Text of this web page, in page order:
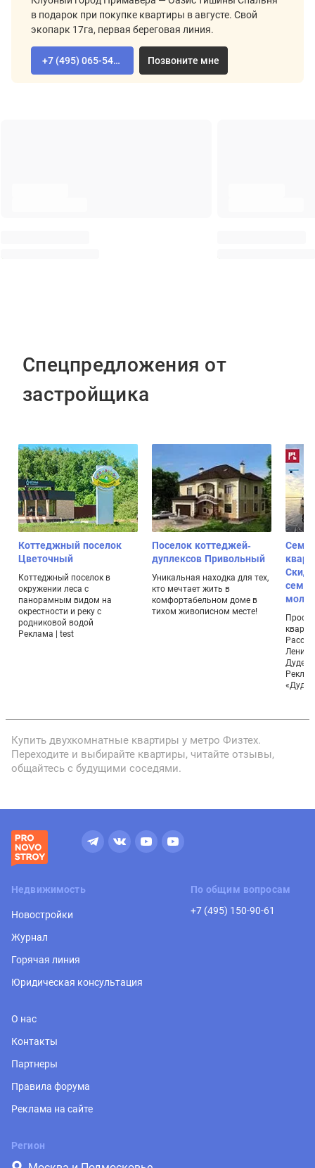
в подарок при покупке квартиры в августе. Свой
экопарк 17га, первая береговая линия.
+7 (495) 065-54-02 Позвоните мне
Спецпредложения от
застройщика
Коттеджный поселок
Цветочный
Коттеджный поселок в
окружении леса с
панорамным видом на
окрестности и реку с
родниковой водой
Реклама | test
Поселок коттеджей-
дуплексов Привольный
Уникальная находка для тех,
кто мечтает жить в
комфортабельном доме в
тихом живописном месте!
Купить двухкомнатные квартиры у метро Физтех.
Переходите и выбирайте квартиры, читайте отзывы,
общайтесь с будущими соседями.
Недвижимость
Новостройки
Журнал
Горячая линия
Юридическая консультация
По общим вопросам
+7 (495) 150-90-61
О нас
Контакты
Партнеры
Правила форума
Реклама на сайте
Регион